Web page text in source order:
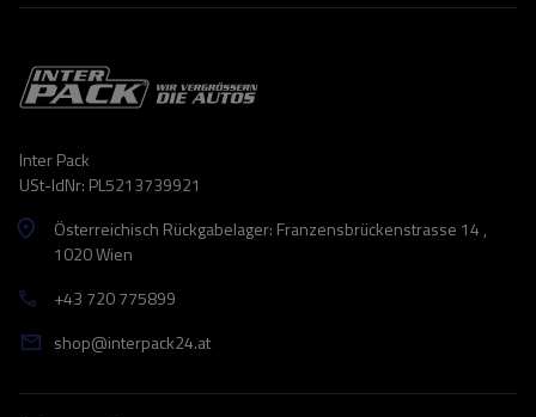
Inter Pack
USt-IdNr: PL5213739921
Österreichisch Rückgabelager: Franzensbrückenstrasse 14 ,
1020 Wien
+43 720 775899
shop@interpack24.at